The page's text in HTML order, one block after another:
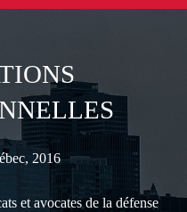
2016
et avocates de la défense